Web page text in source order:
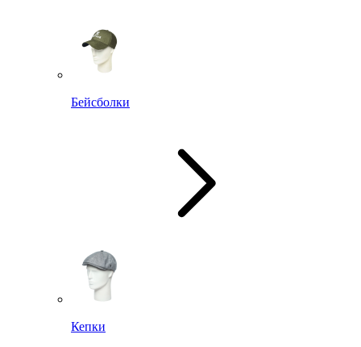
Бейсболки
Кепки